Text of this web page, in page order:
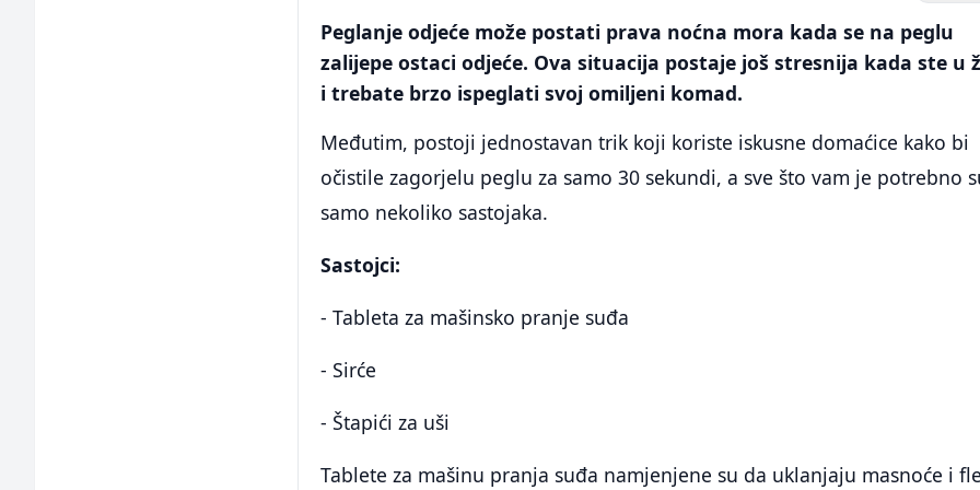
Peglanje odjeće može postati prava noćna mora kada se na peglu
zalijepe ostaci odjeće. Ova situacija postaje još stresnija kada ste u
i trebate brzo ispeglati svoj omiljeni komad.
Međutim, postoji jednostavan trik koji koriste iskusne domaćice kako bi
očistile zagorjelu peglu za samo 30 sekundi, a sve što vam je potrebno
samo nekoliko sastojaka.
Sastojci:
- Tableta za mašinsko pranje suđa
- Sirće
- Štapići za uši
Tablete za mašinu pranja suđa namjenjene su da uklanjaju masnoće i